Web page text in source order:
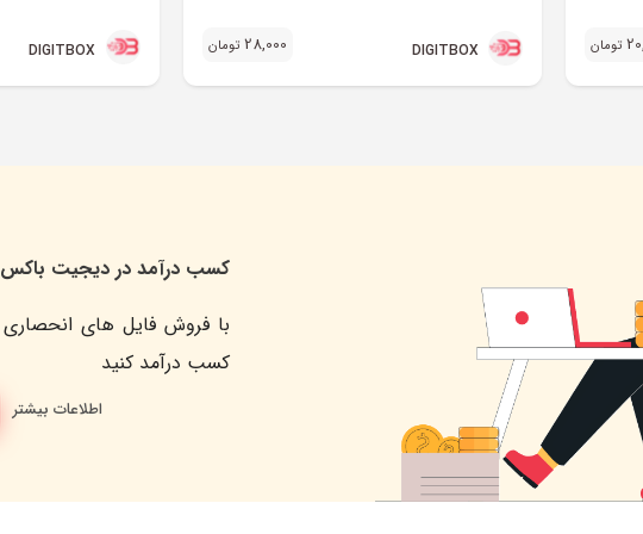
تومان DIGITBOX
28,000 تومان DIGITBOX
کسب درآمد در دیجیت باکس
با فروش فایل های
کسب درآمد کنید
اطلاعات بیشتر